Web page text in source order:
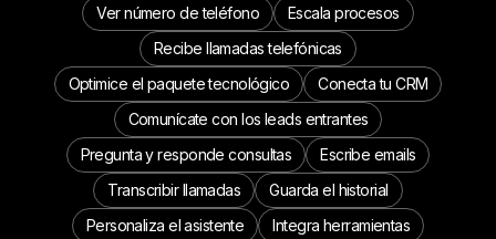
Ver número de teléfono
Escala procesos
Recibe llamadas telefónicas
Optimice el paquete tecnológico
Conecta tu CRM
Comunícate con los leads entrantes
Pregunta y responde consultas
Escribe emails
Transcribir llamadas
Guarda el historial
Personaliza el asistente
Integra herramientas